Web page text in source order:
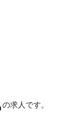
の求人です。